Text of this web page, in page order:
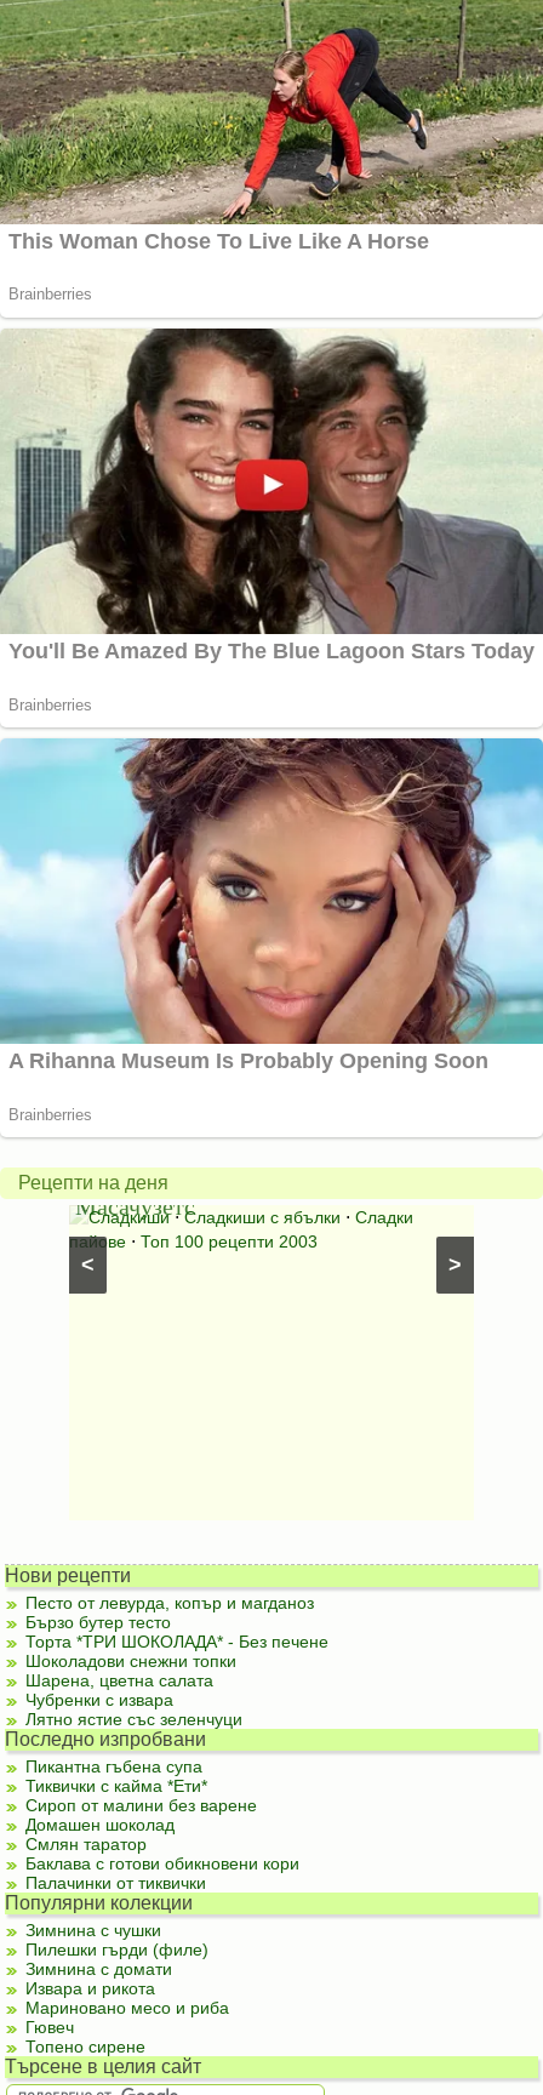
Рецепти на деня
>
<
Американски
ябълков
пай
от
Масачузетс
Сладкиши⋅Сладкиши с ябълки ⋅ Сладки
пайове ⋅ Топ 100 рецепти 2003
питка
на
мама
Нови рецепти
Песто от левурда, копър и магданоз
Бързо бутер тесто
Торта *ТРИ ШОКОЛАДА* - Без печене
Шоколадови снежни топки
Шарена, цветна салата
Чубренки с извара
Лятно ястие със зеленчуци
Последно изпробвани
Пикантна гъбена супа
Тиквички с кайма *Ети*
Сироп от малини без варене
Домашен шоколад
Смлян таратор
Баклава с готови обикновени кори
Палачинки от тиквички
Популярни колекции
Зимнина с чушки
Пилешки гърди (филе)
Зимнина с домати
Извара и рикота
Мариновано месо и риба
Гювеч
Топено сирене
Търсене в целия сайт